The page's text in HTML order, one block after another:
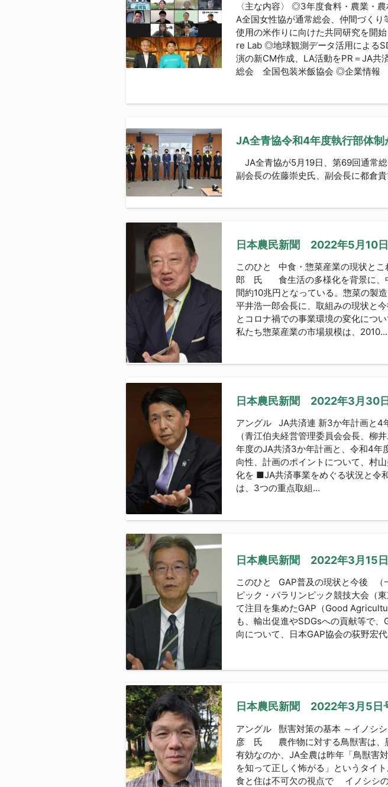
〈主な内容〉 ◎3年度食料・農業・
A全国女性協が通常総会、仲間づく
使用の米作りに向けた共同研究を開
re Lab ◎地球観測データ活用による
演の新CM作成、LA活動をPR＝JA
総会 全国包装米飯協会 ◎企業情報
JA全青協令和4年度執行部体制
JA全青協が5月19日、第69回通常
副会長の佐藤崇史氏、副会長に都倉
日本農民新聞 2022年5月10
このひと 中食・惣菜産業の現状と
郎 氏 食生活の多様化を背景に、中
間約10兆円となっている。惣菜の製
平井浩一郎会長に、取組みの現状と
とコロナ禍での事業環境の変化につ
私たち惣菜産業の市場規模は、2010...
日本農民新聞 2022年3月30
アングル JA共済連 新3か年計画
（青江伯夫経営管理委員会会長、柳
年度のJA共済3か年計画と、令和4年
向性、計画のポイントについて、村
化を ■JA共済事業をめぐる状況と
は、3つの重点取組...
日本農民新聞 2022年3月15
このひと GAP普及の現状と今後
ピック・パラリンピック競技大会（
て注目を集めたGAP（Good
も、輸出促進やSDGsへの貢献等で
向について、日本GAP協会の荻野宏
日本農民新聞 2022年3月5日
アングル 獣害対策の基本 ～イノシ
彦 氏 農作物に対する鳥獣害は、懸
有効なのか、JA全農は昨年「鳥獣害
を知って正しく怖がる」というタイ
食と住は不可欠の視点で イノシシ